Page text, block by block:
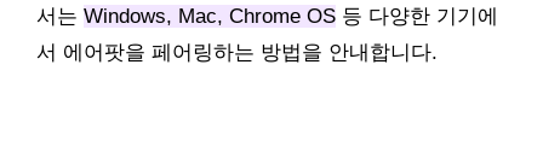
서는 Windows, Mac, Chrome OS 등 다양한 기기에
서 에어팟을 페어링하는 방법을 안내합니다.